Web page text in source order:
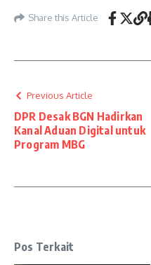
Share this Article
Previous Article
DPR Desak BGN Hadirkan
Kanal Aduan Digital untuk
Program MBG
Pos Terkait